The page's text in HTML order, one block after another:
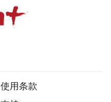
使用条款